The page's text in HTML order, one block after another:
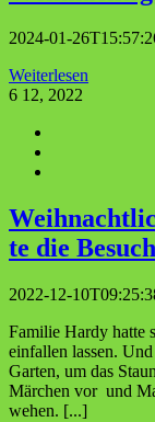
2024-01-
Weiterlesen
6 12, 2022
te die
2022-12-
Familie Hardy hatte
einfallen lassen.
Garten, um das
Märchen vor und
wehen. [...]